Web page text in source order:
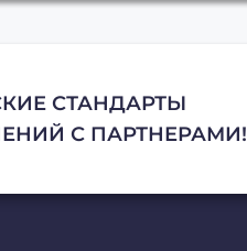
СТАНДАРТЫ
С ПАРТНЕРАМИ!